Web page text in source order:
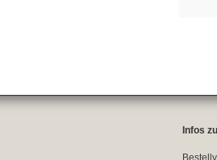
Infos